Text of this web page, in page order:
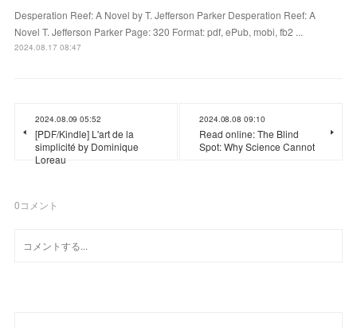
Desperation Reef: A Novel by T. Jefferson Parker Desperation Reef: A
Novel T. Jefferson Parker Page: 320 Format: pdf, ePub, mobi, fb2 ...
2024.08.17 08:47
2024.08.09 05:52
[PDF/Kindle] L'art de la
simplicité by Dominique
Loreau
2024.08.08 09:10
Read online: The Blind
Spot: Why Science Cannot
0コメント